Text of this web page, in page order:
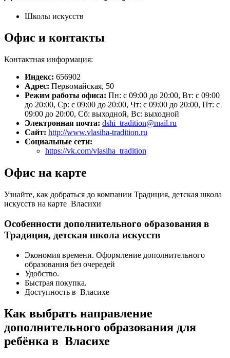
Школы искусств
Офис и контакты
Контактная информация:
Индекс: 656902
Адрес: Первомайская, 50
Режим работы офиса: Пн: с 09:00 до 20:00, Вт: с 09:00
до 20:00, Ср: с 09:00 до 20:00, Чт: с 09:00 до 20:00, Пт: с
09:00 до 20:00, Сб: выходной, Вс: выходной
Электронная почта: dshi_tradition@mail.ru
Сайт: http://www.vlasiha-tradition.ru
Социальные сети:
https://vk.com/vlasiha_tradition
Офис на карте
Узнайте, как добраться до компании Традиция, детская школа
искусств на карте Власихи
Особенности дополнительного образования в
Традиция, детская школа искусств
Экономия времени. Оформление дополнительного
образования без очередей
Удобство.
Быстрая покупка.
Доступность в Власихе
Как выбрать направление
дополнительного образования для
ребёнка в Власихе